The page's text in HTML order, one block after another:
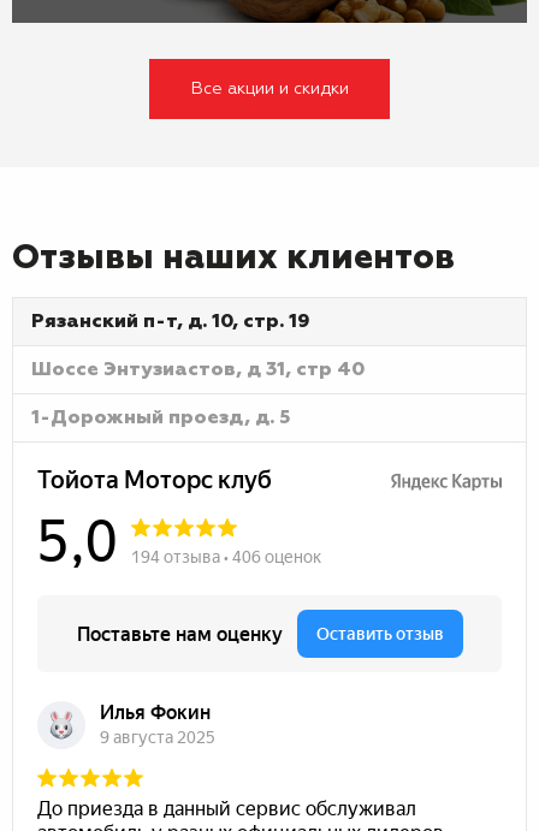
Все акции и скидки
Отзывы наших клиентов
Рязанский п-т, д. 10, стр. 19
Шоссе Энтузиастов, д 31, стр 40
1-Дорожный проезд, д. 5